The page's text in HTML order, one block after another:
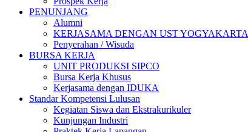
PENUNJANG
Alumni
KERJASAMA DENGAN UST YOGYAKARTA
Penyerahan / Wisuda
BURSA KERJA
UNIT PRODUKSI SIPCO
Bursa Kerja Khusus
Kerjasama dengan IDUKA
Standar Kompetensi Lulusan
Kegiatan Siswa dan Ekstrakurikuler
Kunjungan Industri